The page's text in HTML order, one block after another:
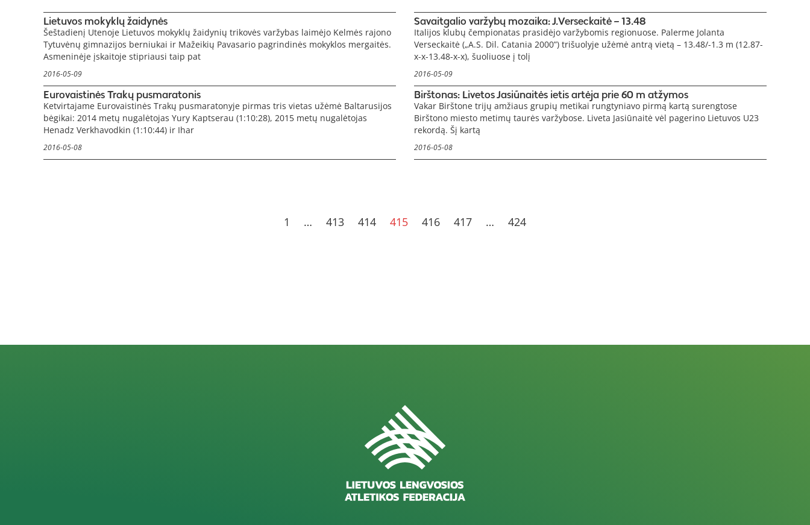
Lietuvos mokyklų žaidynės
Šeštadienį Utenoje Lietuvos mokyklų žaidynių trikovės varžybas laimėjo Kelmės rajono
Tytuvėnų gimnazijos berniukai ir Mažeikių Pavasario pagrindinės mokyklos mergaitės.
Asmeninėje įskaitoje stipriausi taip pat
2016-05-09
Savaitgalio varžybų mozaika: J.Verseckaitė – 13.48
Italijos klubų čempionatas prasidėjo varžybomis regionuose. Palerme Jolanta
Verseckaitė („A.S. Dil. Catania 2000”) trišuolyje užėmė antrą vietą – 13.48/-1.3 m (12.87-
x-x-13.48-x-x), šuoliuose į tolį
2016-05-09
Eurovaistinės Trakų pusmaratonis
Ketvirtajame Eurovaistinės Trakų pusmaratonyje pirmas tris vietas užėmė Baltarusijos
bėgikai: 2014 metų nugalėtojas Yury Kaptserau (1:10:28), 2015 metų nugalėtojas
Henadz Verkhavodkin (1:10:44) ir Ihar
2016-05-08
Birštonas: Livetos Jasiūnaitės ietis artėja prie 60 m atžymos
Vakar Birštone trijų amžiaus grupių metikai rungtyniavo pirmą kartą surengtose
Birštono miesto metimų taurės varžybose. Liveta Jasiūnaitė vėl pagerino Lietuvos U23
rekordą. Šį kartą
2016-05-08
1 … 413 414 415 416 417 … 424